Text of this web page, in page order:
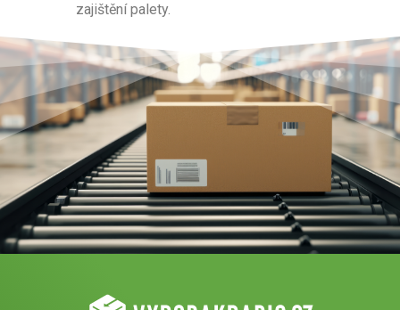
zajištění palety.